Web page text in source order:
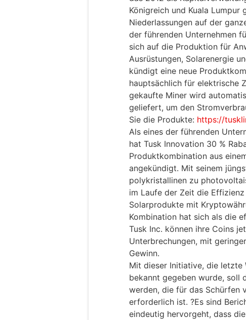
Königreich und Kuala Lumpur
Niederlassungen auf der
der führenden Unternehmen
sich auf die Produktion für
Ausrüstungen, Solarenergie
kündigt eine neue
hauptsächlich für elektrische
gekaufte Miner wird
geliefert, um den
Sie die Produkte: https://
Als eines der führenden
hat Tusk Innovation 30 %
Produktkombination aus
angekündigt. Mit seinem
polykristallinen zu
im Laufe der Zeit die
Solarprodukte mit
Kombination hat sich als die
Tusk Inc. können ihre Coins
Unterbrechungen, mit
Gewinn.
Mit dieser Initiative, die letzte
bekannt gegeben wurde, soll
werden, die für das Schürfen
erforderlich ist. ?Es sind
eindeutig hervorgeht, dass